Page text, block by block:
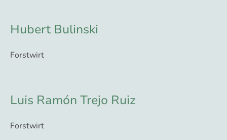
Hubert Bulinski
Forstwirt
Luis Ramón Trejo Ruiz
Forstwirt